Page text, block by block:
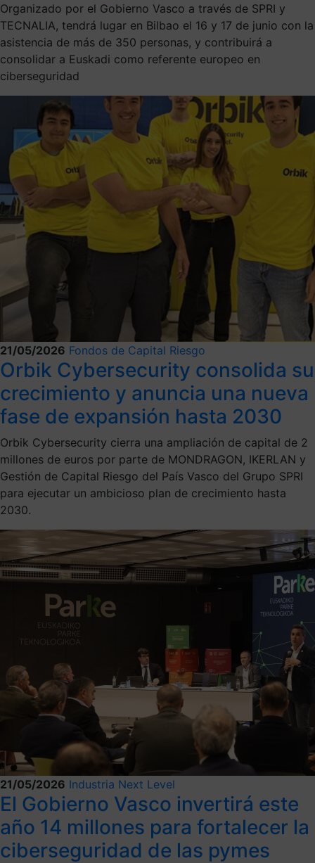
Organizado por el Gobierno Vasco a través de SPRI y
TECNALIA, tendrá lugar en Bilbao el 16 y 17 de junio con la
asistencia de más de 350 personas, y contribuirá a
consolidar a Euskadi como referente europeo en
ciberseguridad
21/05/2026 Fondos de Capital Riesgo
Orbik Cybersecurity consolida su
crecimiento y anuncia una nueva
fase de expansión hasta 2030
Orbik Cybersecurity cierra una ampliación de capital de 2
millones de euros por parte de MONDRAGON, IKERLAN y
Gestión de Capital Riesgo del País Vasco del Grupo SPRI
para ejecutar un ambicioso plan de crecimiento hasta
2030.
21/05/2026 Industria Next Level
El Gobierno Vasco invertirá este
año 14 millones para fortalecer la
ciberseguridad de las pymes